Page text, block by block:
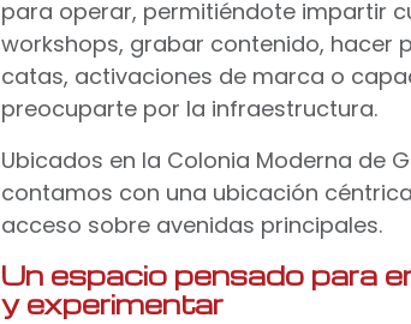
para operar, permitiéndote impartir
workshops, grabar contenido, hacer
catas, activaciones de marca o
preocuparte por la infraestructura.
Ubicados en la Colonia Moderna de
contamos con una ubicación
acceso sobre avenidas principales.
Un espacio pensado para
y experimentar